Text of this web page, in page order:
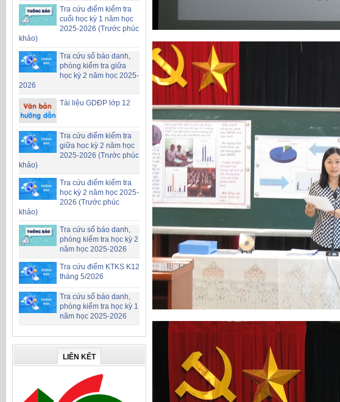
Tra cứu điểm kiểm tra
cuối học kỳ 1 năm học
2025-2026 (Trước phúc
khảo)
Tra cứu số báo danh,
phòng kiểm tra giữa
học kỳ 2 năm học 2025-
2026
Tài liệu GDĐP lớp 12
Tra cứu điểm kiểm tra
giữa học kỳ 2 năm học
2025-2026 (Trước phúc
khảo)
Tra cứu điểm kiểm tra
học kỳ 2 năm học 2025-
2026 (Trước phúc
khảo)
Tra cứu số báo danh,
phòng kiểm tra học kỳ 2
năm học 2025-2026
Tra cứu điểm KTKS K12
tháng 5/2026
Tra cứu số báo danh,
phòng kiểm tra học kỳ 1
năm học 2025-2026
LIÊN KẾT